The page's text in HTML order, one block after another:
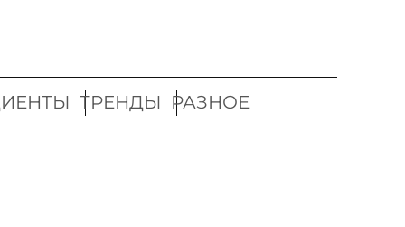
ТРЕНДЫ РАЗНОЕ